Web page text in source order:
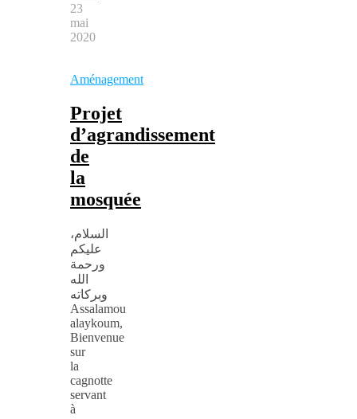
23
mai
2020
Aménagement
Projet
d’agrandissement
de
la
mosquée
،السلام
عليكم
ورحمة
الله
وبركاته
Assalamou
alaykoum,
Bienvenue
sur
la
cagnotte
servant
à